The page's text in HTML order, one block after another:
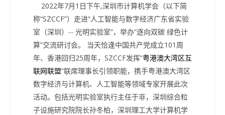
2022年7月1日下午,深圳市计算机学会（以下简
称“SZCCF”）走进“人工智能与数字经济广东省实验
室（深圳）-- 光明实验室”，举办“逐向双碳 绿色计
算”交流研讨会。 当天恰逢中国共产党成立101周
年、香港回归25周年，SZCCF发挥“粤港澳大湾区互
联网联盟”联席理事长引领职能，携手粤港澳大湾区
数字经济与计算机、人工智能等领域专家开展此次
活动。包括光明实验室执行主任于非，深圳综合粒
子设施研究院院长孙冬柏，深圳理工大学计算机学